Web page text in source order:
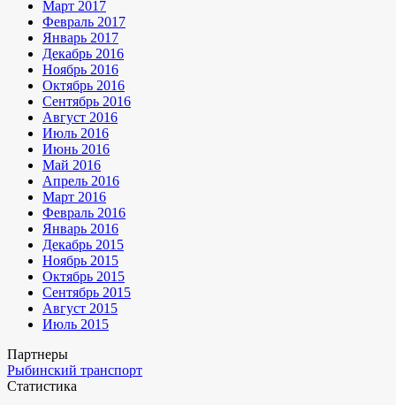
Март 2017
Февраль 2017
Январь 2017
Декабрь 2016
Ноябрь 2016
Октябрь 2016
Сентябрь 2016
Август 2016
Июль 2016
Июнь 2016
Май 2016
Апрель 2016
Март 2016
Февраль 2016
Январь 2016
Декабрь 2015
Ноябрь 2015
Октябрь 2015
Сентябрь 2015
Август 2015
Июль 2015
Партнеры
Рыбинский транспорт
Статистика